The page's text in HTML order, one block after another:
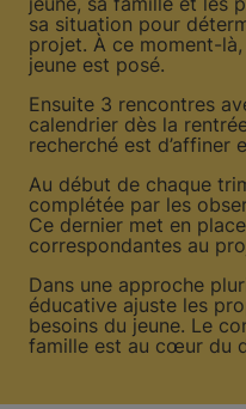
sa situation pour
projet. À ce moment-
jeune est posé.
Ensuite 3 rencontres
calendrier dès la
recherché est d’affiner
Au début de chaque
complétée par les
Ce dernier met en
correspondantes au
Dans une approche
éducative ajuste les
besoins du jeune. Le
famille est au cœur du